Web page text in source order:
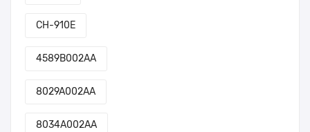
CH-910E
4589B002AA
8029A002AA
8034A002AA